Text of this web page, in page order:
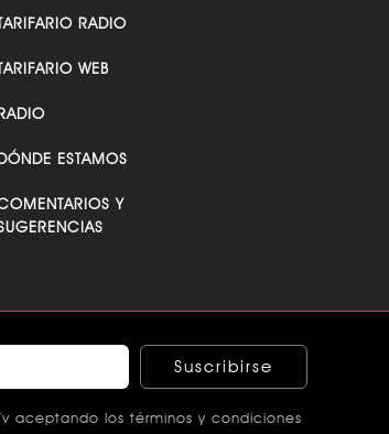
RADIO
WEB
ESTAMOS
Y
Suscribirse
aceptando los términos y condiciones